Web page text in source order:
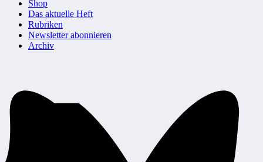
Shop
Das aktuelle Heft
Rubriken
Newsletter abonnieren
Archiv